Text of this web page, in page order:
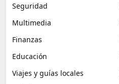
Seguridad
Multimedia
Finanzas
Educación
Viajes y guías locales